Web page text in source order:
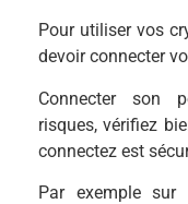
Pour utiliser vos
devoir connecter
Connecter son
risques, vérifiez
connectez est
Par exemple sur